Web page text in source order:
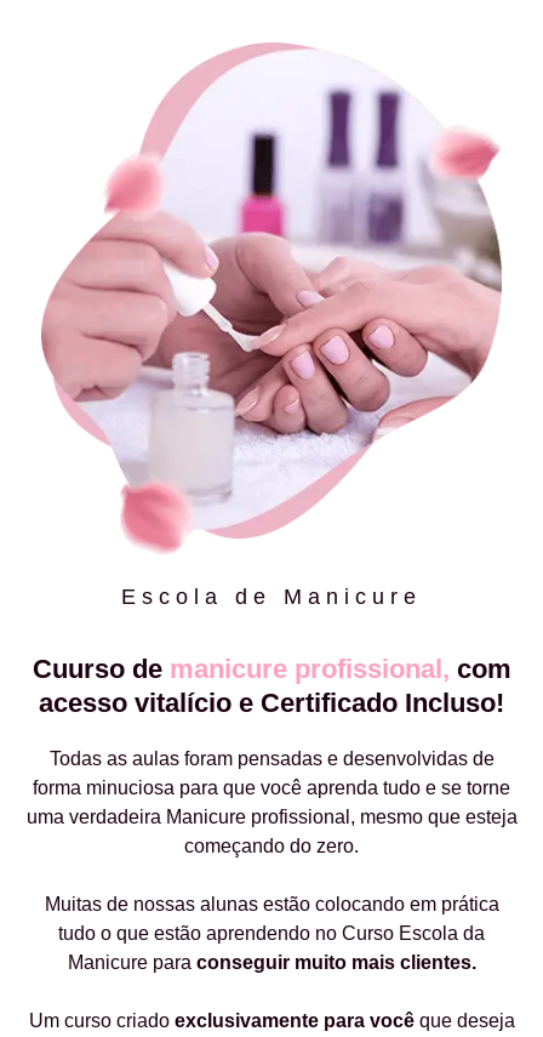
Escola de Manicure
Cuurso de manicure profissional, com
acesso vitalício e Certificado Incluso!
Todas as aulas foram pensadas e desenvolvidas de
forma minuciosa para que você aprenda tudo e se torne
uma verdadeira Manicure profissional, mesmo que esteja
começando do zero.
Muitas de nossas alunas estão colocando em prática
tudo o que estão aprendendo no Curso Escola da
Manicure para conseguir muito mais clientes.
Um curso criado exclusivamente para vocêque deseja